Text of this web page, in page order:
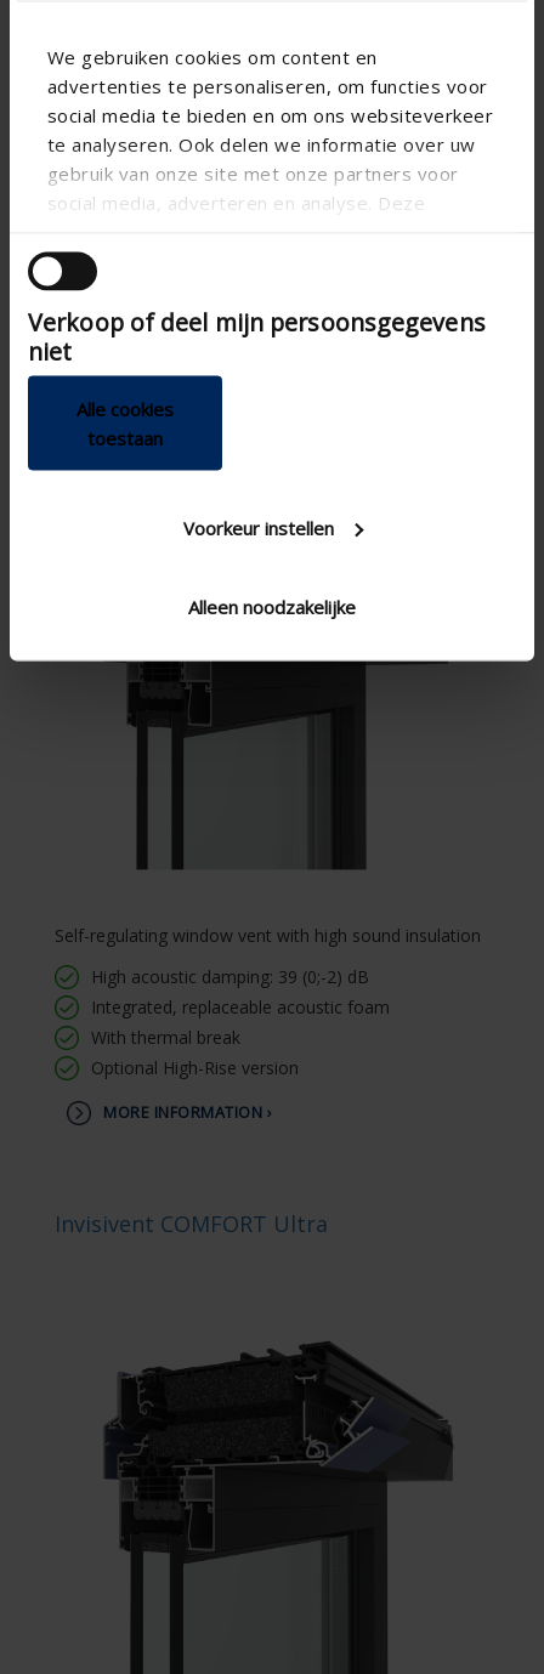
We gebruiken cookies om content en
advertenties te personaliseren, om functies voor
social media te bieden en om ons websiteverkeer
te analyseren. Ook delen we informatie over uw
gebruik van onze site met onze partners voor
social media, adverteren en analyse. Deze
andere informatie die u aan ze heeft verstrekt of
die ze hebben verzameld op basis van uw gebruik
van hun services.
Verkoop of deel mijn persoonsgegevens
niet
Alle cookies
toestaan
Voorkeur instellen
Alleen noodzakelijke
Self-regulating window vent with basic sound insulation
Aesthetic window profile solution
Integrated, replaceable acoustic foam
Invisivent COMFORT High
Self-regulating window vent with high sound insulation
High acoustic damping: 39 (0;-2) dB
Integrated, replaceable acoustic foam
With thermal break
Optional High-Rise version
MORE INFORMATION ›
Invisivent COMFORT Ultra